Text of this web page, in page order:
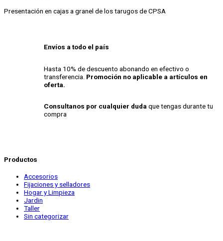
Presentación en cajas a granel de los tarugos de CPSA
Envíos a todo el país
Hasta 10% de descuento abonando en efectivo o
transferencia. Promoción no aplicable a artículos en
oferta.
Consultanos por cualquier duda que tengas durante tu
compra
Productos
Accesorios
Fijaciones y selladores
Hogar y Limpieza
Jardin
Taller
Sin categorizar